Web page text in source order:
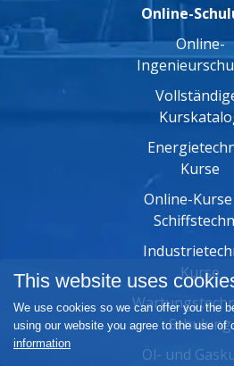
Online-
Online-
Kurse
Online-
Kurse
Schulung
Öl- und
This website uses
We use cookies so we can offer you the
using our website you agree to the use of
information